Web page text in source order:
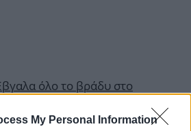
My Personal Information
όλο το βράδυ στο
και αντιβιώσεις»